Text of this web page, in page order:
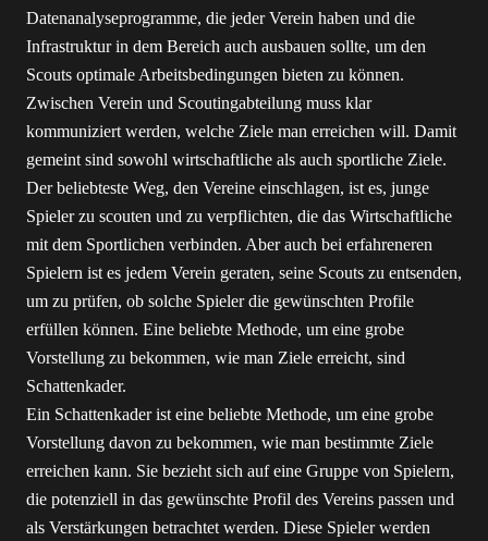
Datenanalyseprogramme, die jeder Verein haben und die
Infrastruktur in dem Bereich auch ausbauen sollte, um den
Scouts optimale Arbeitsbedingungen bieten zu können.
Zwischen Verein und Scoutingabteilung muss klar
kommuniziert werden, welche Ziele man erreichen will. Damit
gemeint sind sowohl wirtschaftliche als auch sportliche Ziele.
Der beliebteste Weg, den Vereine einschlagen, ist es, junge
Spieler zu scouten und zu verpflichten, die das Wirtschaftliche
mit dem Sportlichen verbinden. Aber auch bei erfahreneren
Spielern ist es jedem Verein geraten, seine Scouts zu entsenden,
um zu prüfen, ob solche Spieler die gewünschten Profile
erfüllen können. Eine beliebte Methode, um eine grobe
Vorstellung zu bekommen, wie man Ziele erreicht, sind
Schattenkader.
Ein Schattenkader ist eine beliebte Methode, um eine grobe
Vorstellung davon zu bekommen, wie man bestimmte Ziele
erreichen kann. Sie bezieht sich auf eine Gruppe von Spielern,
die potenziell in das gewünschte Profil des Vereins passen und
als Verstärkungen betrachtet werden. Diese Spieler werden